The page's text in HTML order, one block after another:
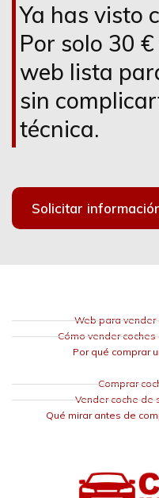
Ya has visto
Por solo 30
web lista
sin
técnica.
Solicitar
Web para
Cómo vender
Por qué comprar
Comprar
Vender coche de
Qué mirar antes de